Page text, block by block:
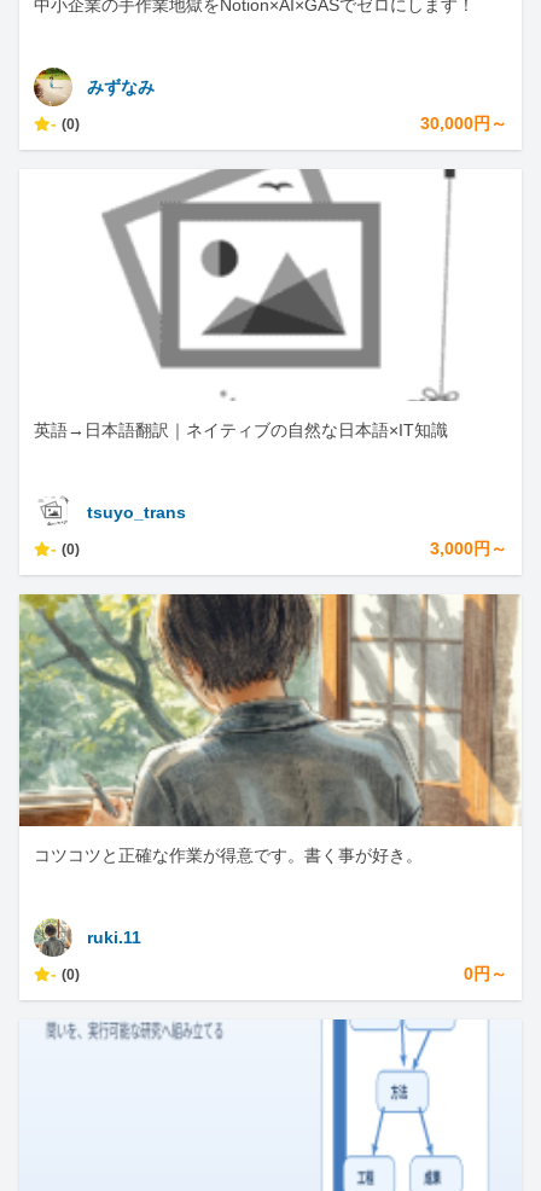
中小企業の手作業地獄をNotion×AI×GASでゼロにします！
みずなみ
- (0) 30,000円～
英語→日本語翻訳｜ネイティブの自然な日本語×IT知識
tsuyo_trans
- (0) 3,000円～
コツコツと正確な作業が得意です。書く事が好き。
ruki.11
- (0) 0円～